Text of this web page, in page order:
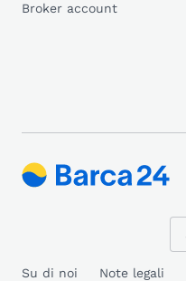
Broker account
Su di noi Note legali